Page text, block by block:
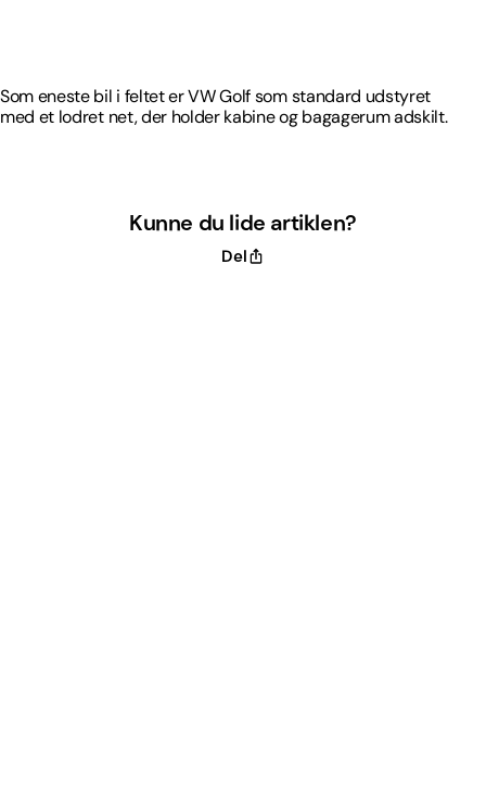
Som eneste bil i feltet er VW Golf som standard udstyret
med et lodret net, der holder kabine og bagagerum adskilt.
Kunne du lide artiklen?
Del